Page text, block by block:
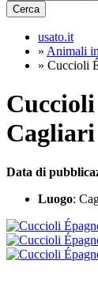
Cerca
usato.it
» Animali
» Cuccioli
Cagliari
Data di
Luogo: